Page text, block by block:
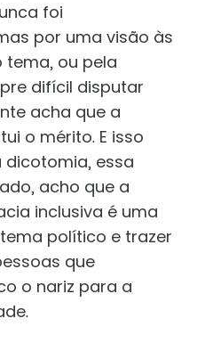
foi
por uma visão às
tema, ou pela
difícil disputar
acha que a
o mérito. E isso
dicotomia, essa
acho que a
inclusiva é uma
político e trazer
que
o nariz para a